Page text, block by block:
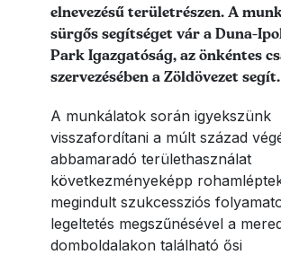
elnevezésű területrészen. A
sürgős segítséget vár a Duna-
Park Igazgatóság, az önkéntes
szervezésében a Zöldövezet segít.
A munkálatok során igyekszünk
visszafordítani a múlt század
abbamaradó területhasználat
következményeképp
megindult szukcessziós
legeltetés megszűnésével a
domboldalakon található ősi